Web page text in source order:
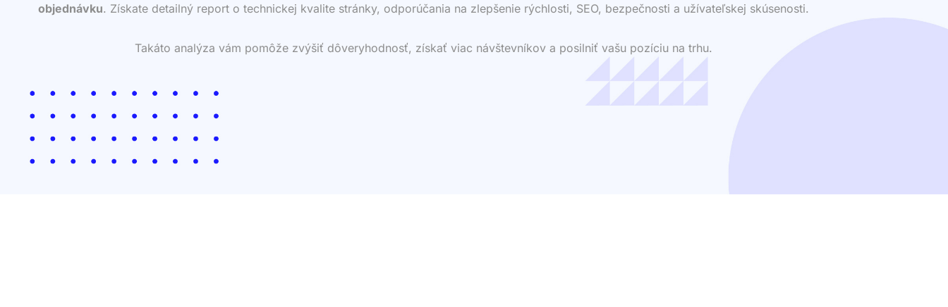
objednávku. Získate detailný report o technickej kvalite stránky, odporúčania na zlepšenie rýchlosti, SEO, bezpečnosti a užívateľskej skúsenosti.
Takáto analýza vám pomôže zvýšiť dôveryhodnosť, získať viac návštevníkov a posilniť vašu pozíciu na trhu.